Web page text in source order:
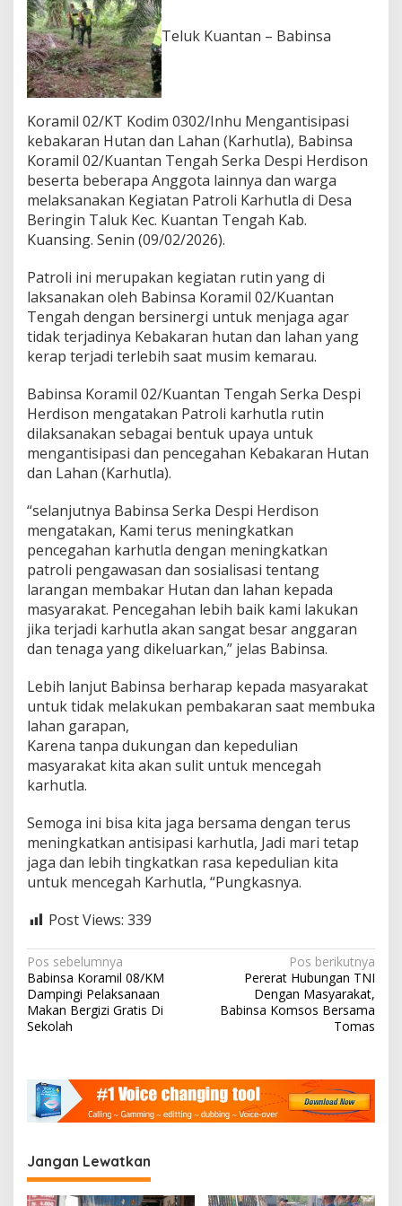
0
2
/
K
T
L
u
k
n
P
a
t
i
K
a
r
h
t
l
a
d
i
w
l
a
y
a
h
b
i
n
a
Teluk Kuantan – Babinsa
Koramil 02/KT Kodim 0302/Inhu Mengantisipasi
kebakaran Hutan dan Lahan (Karhutla), Babinsa
Koramil 02/Kuantan Tengah Serka Despi Herdison
beserta beberapa Anggota lainnya dan warga
melaksanakan Kegiatan Patroli Karhutla di Desa
Beringin Taluk Kec. Kuantan Tengah Kab.
Kuansing. Senin (09/02/2026).
Patroli ini merupakan kegiatan rutin yang di
laksanakan oleh Babinsa Koramil 02/Kuantan
Tengah dengan bersinergi untuk menjaga agar
tidak terjadinya Kebakaran hutan dan lahan yang
kerap terjadi terlebih saat musim kemarau.
Babinsa Koramil 02/Kuantan Tengah Serka Despi
Herdison mengatakan Patroli karhutla rutin
dilaksanakan sebagai bentuk upaya untuk
mengantisipasi dan pencegahan Kebakaran Hutan
dan Lahan (Karhutla).
“selanjutnya Babinsa Serka Despi Herdison
mengatakan, Kami terus meningkatkan
pencegahan karhutla dengan meningkatkan
patroli pengawasan dan sosialisasi tentang
larangan membakar Hutan dan lahan kepada
masyarakat. Pencegahan lebih baik kami lakukan
jika terjadi karhutla akan sangat besar anggaran
dan tenaga yang dikeluarkan,” jelas Babinsa.
Lebih lanjut Babinsa berharap kepada masyarakat
untuk tidak melakukan pembakaran saat membuka
lahan garapan,
Karena tanpa dukungan dan kepedulian
masyarakat kita akan sulit untuk mencegah
karhutla.
Semoga ini bisa kita jaga bersama dengan terus
meningkatkan antisipasi karhutla, Jadi mari tetap
jaga dan lebih tingkatkan rasa kepedulian kita
untuk mencegah Karhutla, “Pungkasnya.
Post Views: 339
N
a
v
a
s
p
o
Pos sebelumnya
Babinsa Koramil 08/KM
Dampingi Pelaksanaan
Makan Bergizi Gratis Di
Sekolah
Pos berikutnya
Pererat Hubungan TNI
Dengan Masyarakat,
Babinsa Komsos Bersama
Tomas
Jangan Lewatkan